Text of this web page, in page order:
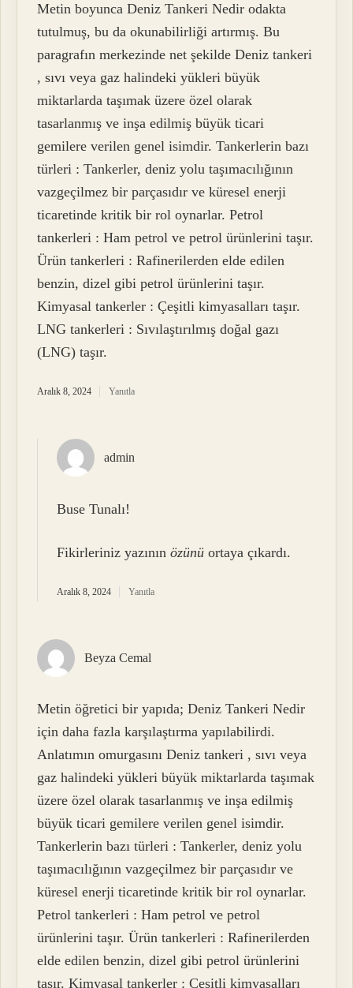
Metin boyunca Deniz Tankeri Nedir odakta
tutulmuş, bu da okunabilirliği artırmış. Bu
paragrafın merkezinde net şekilde Deniz tankeri
, sıvı veya gaz halindeki yükleri büyük
miktarlarda taşımak üzere özel olarak
tasarlanmış ve inşa edilmiş büyük ticari
gemilere verilen genel isimdir. Tankerlerin bazı
türleri : Tankerler, deniz yolu taşımacılığının
vazgeçilmez bir parçasıdır ve küresel enerji
ticaretinde kritik bir rol oynarlar. Petrol
tankerleri : Ham petrol ve petrol ürünlerini taşır.
Ürün tankerleri : Rafinerilerden elde edilen
benzin, dizel gibi petrol ürünlerini taşır.
Kimyasal tankerler : Çeşitli kimyasalları taşır.
LNG tankerleri : Sıvılaştırılmış doğal gazı
(LNG) taşır.
Aralık 8, 2024 Yanıtla
admin
Buse Tunalı!
Fikirleriniz yazınınözünü ortaya çıkardı.
Aralık 8, 2024 Yanıtla
Beyza Cemal
Metin öğretici bir yapıda; Deniz Tankeri Nedir
için daha fazla karşılaştırma yapılabilirdi.
Anlatımın omurgasını Deniz tankeri , sıvı veya
gaz halindeki yükleri büyük miktarlarda taşımak
üzere özel olarak tasarlanmış ve inşa edilmiş
büyük ticari gemilere verilen genel isimdir.
Tankerlerin bazı türleri : Tankerler, deniz yolu
taşımacılığının vazgeçilmez bir parçasıdır ve
küresel enerji ticaretinde kritik bir rol oynarlar.
Petrol tankerleri : Ham petrol ve petrol
ürünlerini taşır. Ürün tankerleri : Rafinerilerden
elde edilen benzin, dizel gibi petrol ürünlerini
taşır. Kimyasal tankerler : Çeşitli kimyasalları